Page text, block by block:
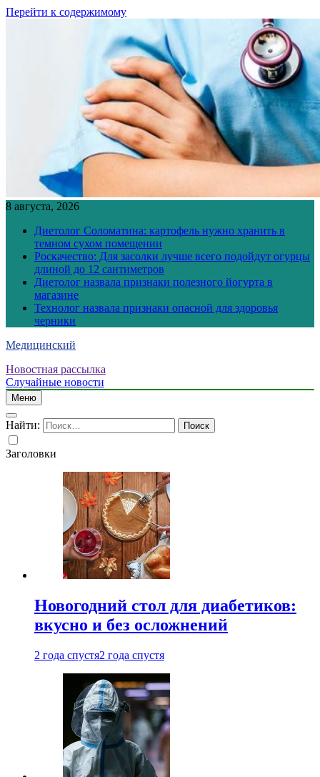
Перейти к содержимому
8 августа, 2026
Диетолог Соломатина: картофель нужно хранить в
темном сухом помещении
Роскачество: Для засолки лучше всего подойдут огурцы
длиной до 12 сантиметров
Диетолог назвала признаки полезного йогурта в
магазине
Технолог назвала признаки опасной для здоровья
черники
Медицинский
Новостная рассылка
Случайные новости
Меню
Найти:
Заголовки
Новогодний стол для диабетиков:
вкусно и без осложнений
2 года спустя2 года спустя